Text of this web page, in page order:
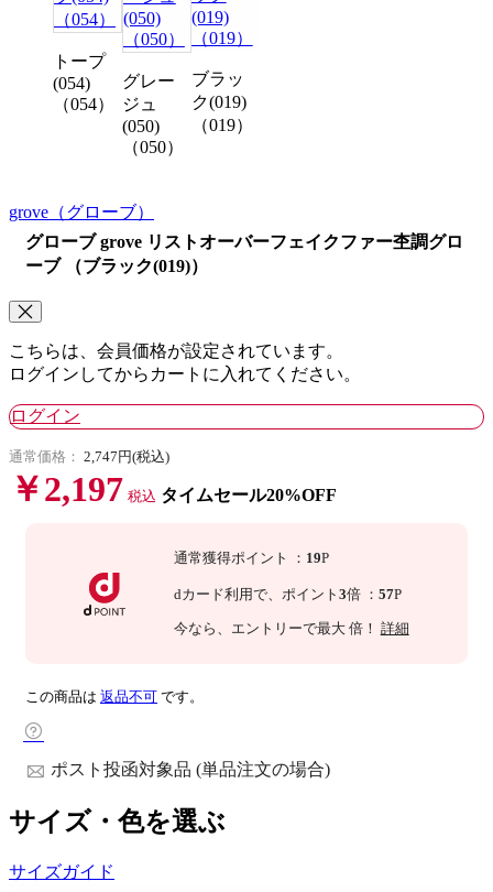
トープ
(054)
（054）
グレー
ジュ
(050)
（050）
ブラッ
ク(019)
（019）
grove （グローブ）
グローブ grove リストオーバーフェイクファー杢調グロ
ーブ （ブラック(019)）
こちらは、会員価格が設定されています。
ログインしてからカートに入れてください。
ログイン
通常価格： 2,747円(税込)
￥2,197 税込 タイムセール20%OFF
通常獲得ポイント ： 19P
dカード利用で、 ポイント 3倍 ： 57P
今なら 、エントリーで最大 倍！ 詳細
この商品は 返品不可 です。
ポスト投函対象品 (単品注文の場合)
サイズ・色を選ぶ
サイズガイド